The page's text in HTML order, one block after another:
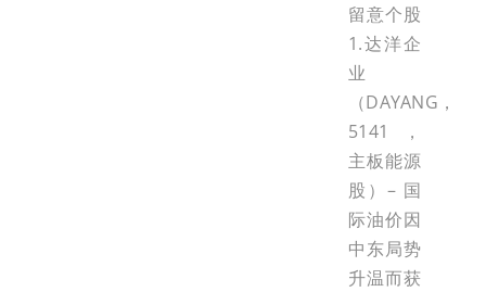
留意个股
1.达洋企
业
（DAYANG，
5141，
主板能源
股）– 国
际油价因
中东局势
升温而获